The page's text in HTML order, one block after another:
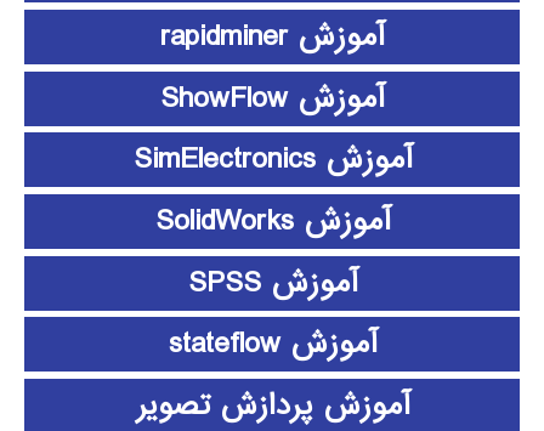
آموزش rapidminer
آموزش ShowFlow
آموزش SimElectronics
آموزش SolidWorks
آموزش SPSS
آموزش stateflow
آموزش پردازش تصویر